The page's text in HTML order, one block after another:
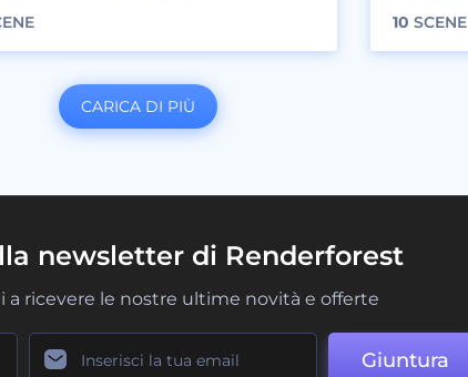
10 SCENE
CARICA DI PIÙ
newsletter di Renderforest
a ricevere le nostre ultime novità e offerte
Giuntura